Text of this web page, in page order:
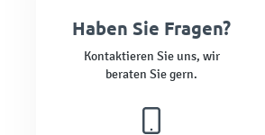
Haben Sie Fragen?
Kontaktieren Sie uns, wir
beraten Sie gern.